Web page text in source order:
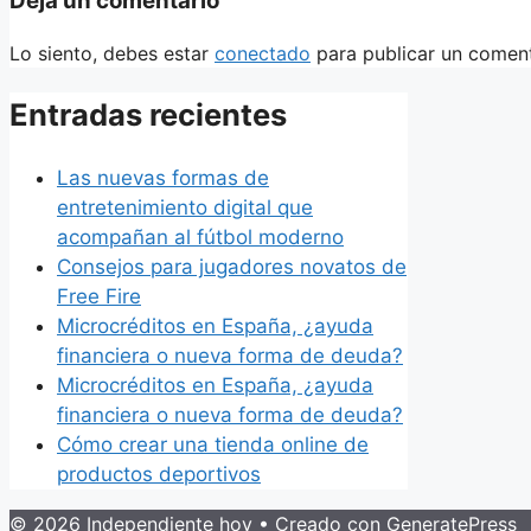
Lo siento, debes estar conectado para publicar un
Entradas recientes
Las nuevas formas de
entretenimiento digital que
acompañan al fútbol moderno
Consejos para jugadores novatos de
Free Fire
Microcréditos en España, ¿ayuda
financiera o nueva forma de deuda?
Microcréditos en España, ¿ayuda
financiera o nueva forma de deuda?
Cómo crear una tienda online de
productos deportivos
© 2026 Independiente hoy • Creado con GeneratePress